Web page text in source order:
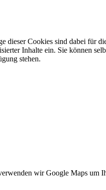
dieser Cookies sind dabei für
Inhalte ein. Sie können
stehen.
wir Google Maps um